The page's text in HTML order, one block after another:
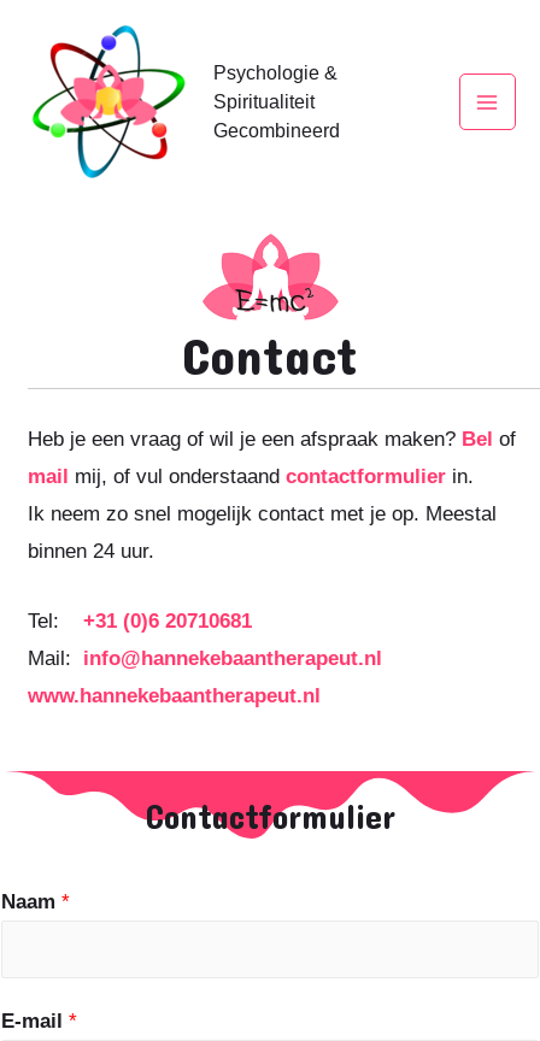
inhoud
Psychologie &
Spiritualiteit
Gecombineerd
Contact
Heb je een vraag of wil je een afspraak maken? Bel of
mail mij, of vul onderstaand contactformulier in.
Ik neem zo snel mogelijk contact met je op. Meestal
binnen 24 uur.
Tel: +31 (0)6 20710681
Mail: info@hannekebaantherapeut.nl
www.hannekebaantherapeut.nl
Contactformulier
Naam *
E-mail *